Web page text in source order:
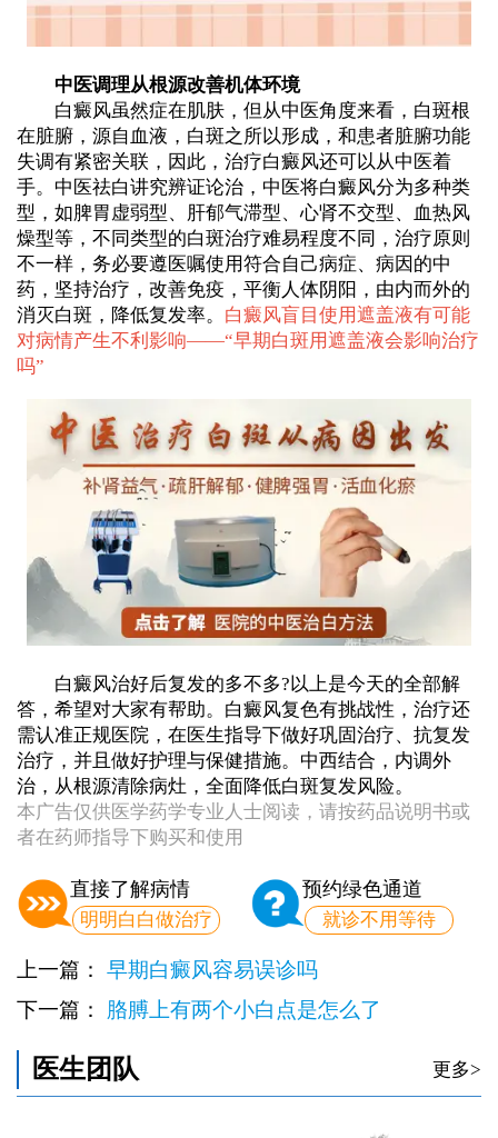
中医调理从根源改善机体环境
白癜风虽然症在肌肤，但从中医角度来看，白斑根
在脏腑，源自血液，白斑之所以形成，和患者脏腑功能
失调有紧密关联，因此，治疗白癜风还可以从中医着
手。中医祛白讲究辨证论治，中医将白癜风分为多种类
型，如脾胃虚弱型、肝郁气滞型、心肾不交型、血热风
燥型等，不同类型的白斑治疗难易程度不同，治疗原则
不一样，务必要遵医嘱使用符合自己病症、病因的中
药，坚持治疗，改善免疫，平衡人体阴阳，由内而外的
消灭白斑，降低复发率。 白癜风盲目使用遮盖液有可能
对病情产生不利影响——“早期白斑用遮盖液会影响治疗
吗”
白癜风治好后复发的多不多?以上是今天的全部解
答，希望对大家有帮助。白癜风复色有挑战性，治疗还
需认准正规医院，在医生指导下做好巩固治疗、抗复发
治疗，并且做好护理与保健措施。中西结合，内调外
治，从根源清除病灶，全面降低白斑复发风险。
本广告仅供医学药学专业人士阅读，请按药品说明书或
者在药师指导下购买和使用
直接了解病情
明明白白做治疗
预约绿色通道
就诊不用等待
上一篇： 早期白癜风容易误诊吗
下一篇： 胳膊上有两个小白点是怎么了
医生团队 更多>